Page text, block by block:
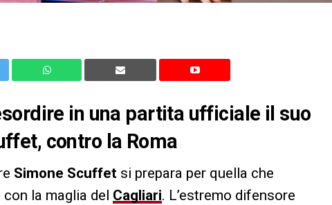
in una partita ufficiale il suo
contro la Roma
Simone Scuffet si prepara per quella che
la maglia del Cagliari. L’estremo difensore